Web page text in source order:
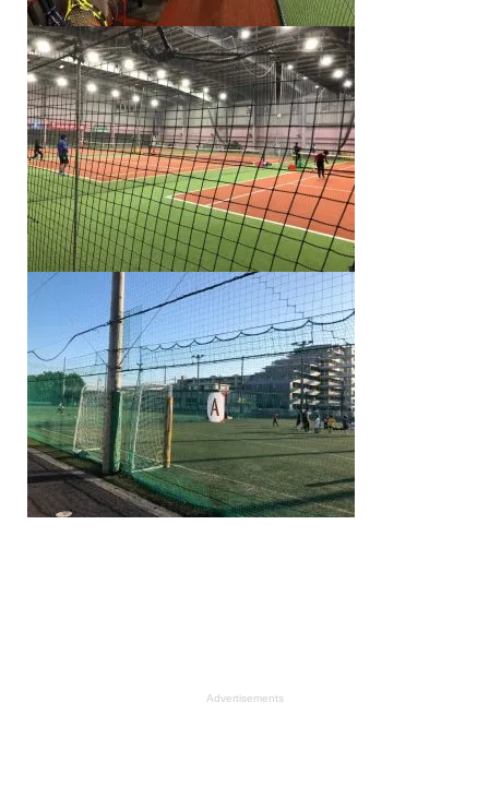
Advertisements